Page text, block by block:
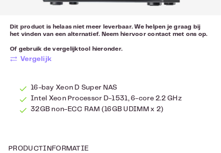
Dit product is helaas niet meer leverbaar. We helpen je graag bij
het vinden van een alternatief. Neem hiervoorcontact met ons op.
Of gebruik de vergelijktool hieronder.
Vergelijk
16-bay Xeon D Super NAS
Intel Xeon Processor D-1531, 6-core 2.2 GHz
32GB non-ECC RAM (16GB UDIMM x 2)
PRODUCTINFORMATIE